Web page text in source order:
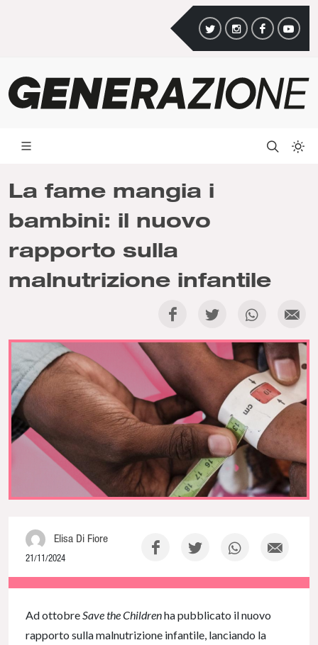
La fame mangia i
bambini: il nuovo
rapporto sulla
malnutrizione infantile
Elisa Di Fiore
21/11/2024
NaN% Complete
Ad ottobreSave the Childrenha pubblicato il nuovo
rapporto sulla malnutrizione infantile, lanciando la